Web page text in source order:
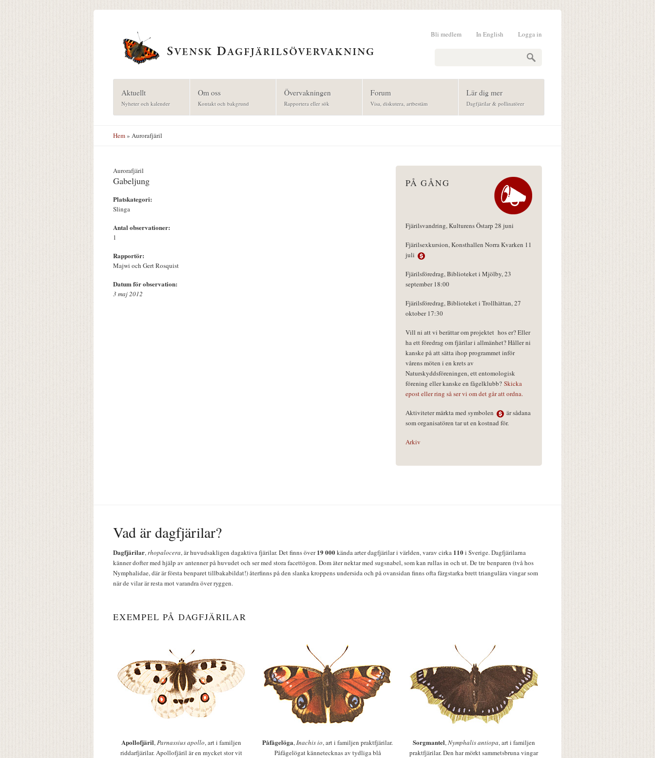
Logga in
In English
Bli medlem
Aktuellt
Nyheter och kalender
Om oss
Kontakt och bakgrund
Övervakningen
Rapportera eller sök
Forum
Visa, diskutera, artbestäm
Lär dig mer
Dagfjärilar & pollinatörer
Hem» Aurorafjäril
Aurorafjäril
Gabeljung
Platskategori:
Slinga
Antal observationer:
1
Rapportör:
Majwi och Gert Rosquist
Datum för observation:
3 maj 2012
PÅ GÅNG
Fjärilsvandring, Kulturens Östarp 28 juni
Fjärilsexkursion, Konsthallen Norra Kvarken 11
juli
Fjärilsföredrag, Biblioteket i Mjölby, 23
september 18:00
Fjärilsföredrag, Biblioteket i Trollhättan, 27
oktober 17:30
Vill ni att vi berättar om projektet hos er? Eller
ha ett föredrag om fjärilar i allmänhet? Håller ni
kanske på att sätta ihop programmet inför
vårens möten i en krets av
Naturskyddsföreningen, ett entomologisk
förening eller kanske en fågelklubb? Skicka
epost eller ring så ser vi om det går att ordna.
Aktiviteter märkta med symbolen
är sådana
som organisatören tar ut en kostnad för.
Arkiv
Vad är dagfjärilar?
Dagfjärilar,rhopalocera, är huvudsakligen dagaktiva fjärilar. Det finns över19 000kända arter dagfjärilar i världen, varav cirka 110i Sverige. Dagfjärilarna
känner dofter med hjälp av antenner på huvudet och ser med stora facettögon. Dom äter nektar med sugsnabel, som kan rullas in och ut. De tre benparen (två hos
Nymphalidae, där är första benparet tillbakabildat!) återfinns på den slanka kroppens undersida och på ovansidan finns ofta färgstarka brett triangulära vingar som
när de vilar är resta mot varandra över ryggen.
EXEMPEL PÅ DAGFJÄRILAR
Apollofjäril,Parnassius apollo, art i familjen
riddarfjärilar. Apollofjäril är en mycket stor vit
Påfågelöga,Inachis io, art i familjen praktfjärilar.
Påfågelögat kännetecknas av tydliga blå
Sorgmantel,Nymphalis antiopa, art i familjen
praktfjärilar. Den har mörkt sammetsbruna vingar